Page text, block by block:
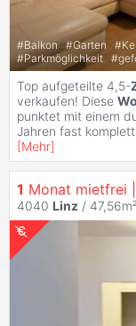
#Balkon #Garten #
#Parkmöglichkeit #
Top aufgeteilte 4,5-
verkaufen! Diese
punktet mit einem
Jahren fast
[Mehr]
1 Monat mietfrei |
4040 Linz /